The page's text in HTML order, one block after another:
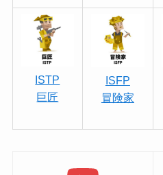
ISTP
巨匠
ISFP
冒険家